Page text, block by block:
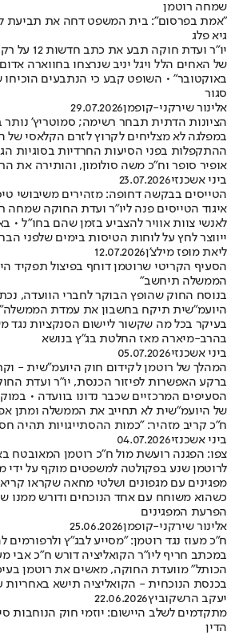
שמחה רוטמן
"אמת בפרסום": בית המשפט דחה את תביעת
גיא פלג
יו"ר ועדת
באוקטובר" • השופט קבע כי הנתבעים הוכיחו
סגור
אלינור שירקני-קופמן29.07.2026
הציונות הדתית תבחר רשימה; סמוטריץ' נותר
במפלגה לא מצליחים לקרוץ לזרם הקלאסי של
ההתקפלות בפני הסיעות החרדיות בסוגיות
אופיר סופר וח״כ משה סולומון, והותירה את
ביני אשכנזי23.07.2026
הטייסים בבקשה דחופה: מזהירים משיבושי
איגוד הטייסים פנה ליו"ר ועדת החוקה שמחה
לאנשי צוות אוויר להצביע בזמן שהם בחו"ל •
ייווצר לחץ על לוחות הטיסות בימים שלפני
ליאת מופז מילצ'ן12.07.2026
הסעיף הקריטי שרוטמן דוחף בפיצול תפקיד
הממשלה תיחשב"
בנוסח החוק שהופץ הבוקר לחברי הוועדה, נכתב
היועמ"שית תיקח בחשבון את עמדת
בעיקר בכל מה שקשור ליישום הסנקציות נגד
בהרב-מיארה מאז החלטת בג"ץ בנושא
ביני אשכנזי05.07.2026
המהלך של רוטמן לקידום חוק היועמ"שית -
ברקע האפשרות לפיזור הכנסת, יו"ר ועדת
הסעיפים המרכזיים שכבר נדונו בוועדה •
של היועמ"שית לא תחייב את הממשלה ומתן
ח"כ קריב מזהיר: "כמות ההסתייגויות תהיה
ביני אשכנזי04.07.2026
צפו: הפגנה רועשת מול ח"כ רוטמן המאובטח
לרוטמן שנע בפקולטה למשפטים מוקף על ידי
מפגינים עם מגפונים ושלטי מחאה שקראו
כשהוא משוחח עם אחד הנוכחים ודורש ממנו
הפרעת המפגינים
אלינור שירקני-קופמן25.06.2026
ח"כ מעוז נגד רוטמן: "מסייע לבג"ץ
במכתב חריף ליו"ר הקואליציה דורש ח"כ אבי
הכותל" מוועדת החוקה, מאשים את רוטמן
בכנסת הנוכחית - הקואליציה תישא באחריות
יעקב הרשקוביץ22.06.2026
מתקדמים לשלב היישום: יוזמי חוק הנוחבות
הדין